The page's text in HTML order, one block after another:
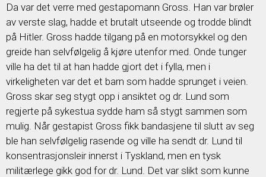
Da var det verre med gestapomann Gross. Han var brøler
av verste slag, hadde et brutalt utseende og trodde blindt
på Hitler. Gross hadde tilgang på en motorsykkel og den
greide han selvfølgelig å kjøre utenfor med. Onde tunger
ville ha det til at han hadde gjort det i fylla, men i
virkeligheten var det et barn som hadde sprunget i veien.
Gross skar seg stygt opp i ansiktet og dr. Lund som
regjerte på sykestua sydde ham så stygt sammen som
mulig. Når gestapist Gross fikk bandasjene til slutt av seg
ble han selvfølgelig rasende og ville ha sendt dr. Lund til
konsentrasjonsleir innerst i Tyskland, men en tysk
militærlege gikk god for dr. Lund. Det var slikt som kunne